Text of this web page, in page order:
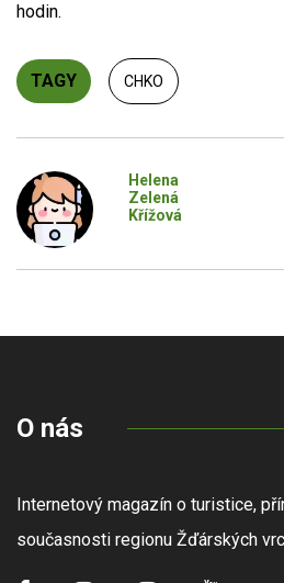
hodin.
TAGY CHKO
Helena
Zelená
Křížová
O nás
Internetový magazín o turistice,
současnosti regionu Žďárských